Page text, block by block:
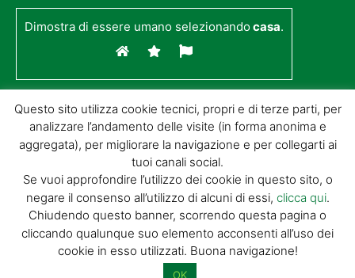
Dimostra di essere umano selezionandocasa.
© GIORGIO TESI EDITRICE S.R.L. | P.IVA
01732650476 | VIA DI BADIA 14 – 51100 LOC.
BOTTEGONE (PISTOIA) |POWERED BY
ALLYMIND
Cookie Policy
Condizioni
di vendita|Site Map
Questo sito utilizza cookie tecnici, propri e di terze parti, per
analizzare l’andamento delle visite (in forma anonima e
aggregata), per migliorare la navigazione e per collegarti ai
tuoi canali social.
Se vuoi approfondire l’utilizzo dei cookie in questo sito, o
negare il consenso all’utilizzo di alcuni di essi, clicca qui.
Chiudendo questo banner, scorrendo questa pagina o
cliccando qualunque suo elemento acconsenti all’uso dei
cookie in esso utilizzati. Buona navigazione!
OK